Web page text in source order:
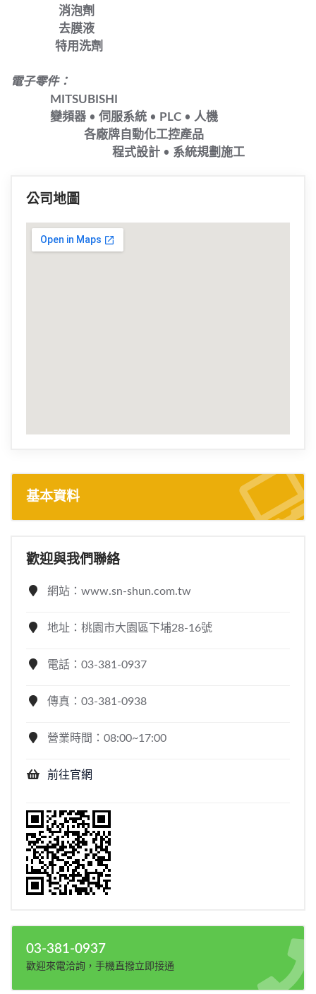
消泡劑
去膜液
特用洗劑
電子零件：
MITSUBISHI
變頻器 • 伺服系統 • PLC • 人機
各廠牌自動化工控產品
程式設計 • 系統規劃施工
公司地圖
基本資料
歡迎與我們聯絡
網站：www.sn-shun.com.tw
地址：桃園市大園區下埔28-16號
電話：03-381-0937
傳真：03-381-0938
營業時間：08:00~17:00
前往官網
03-381-0937
歡迎來電洽詢，手機直撥立即接通